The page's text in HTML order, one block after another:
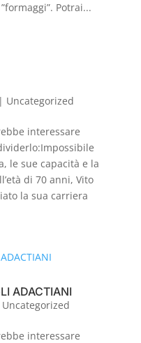
Potrai...
Uncategorized
interessare
le sue capacità e la
di 70 anni, Vito
la sua carriera
ADACTIANI
Uncategorized
interessare